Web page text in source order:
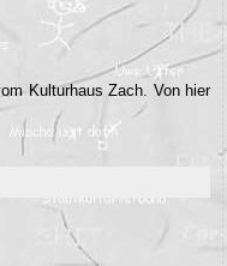
Kulturhaus Zach. Von hier